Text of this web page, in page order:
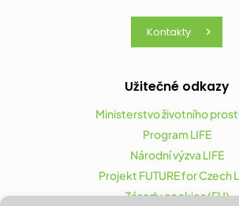
Kontakty
Užitečné odkazy
Ministerstvo životního
Program LIFE
Národní výzva LIFE
Projekt FUTURE for Czech
Zásady cookies (EU)